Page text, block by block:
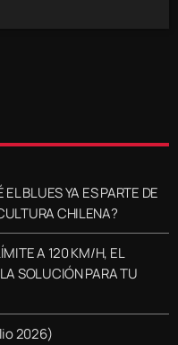
BLUES YA ES PARTE DE
CHILENA?
A 120 KM/H, EL
SOLUCIÓN PARA TU
2026)